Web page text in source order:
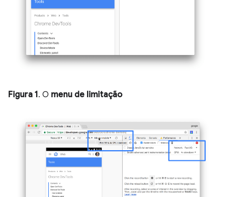
Figura 1. O menu de limitação